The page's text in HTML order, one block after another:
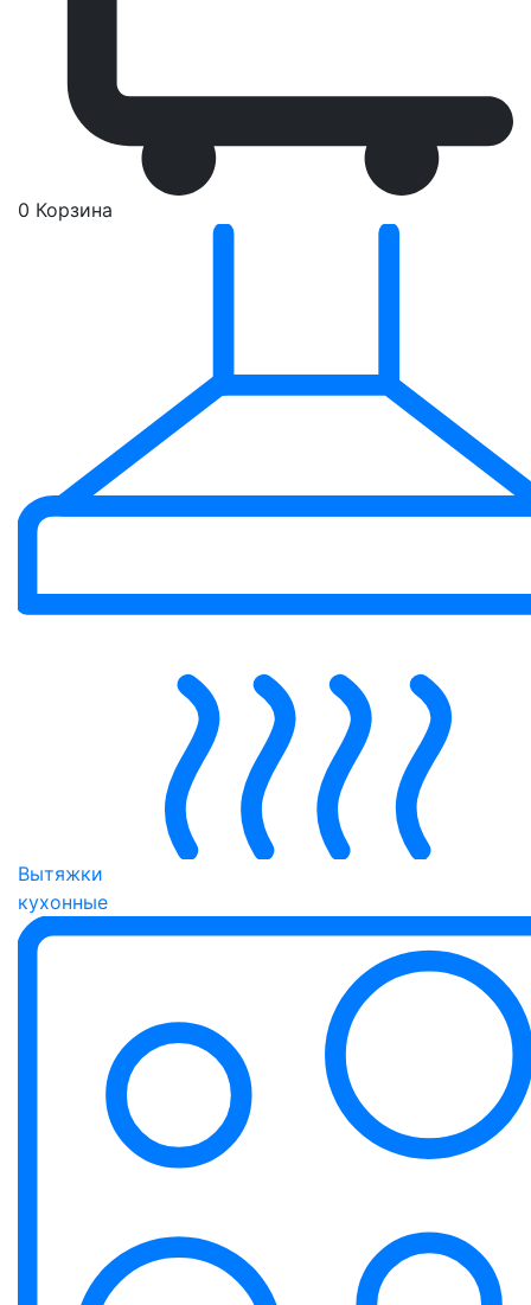
0 Корзина
Вытяжки
кухонные